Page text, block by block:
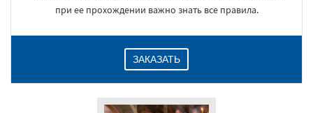
при ее прохождении важно знать все правила.
ЗАКАЗАТЬ